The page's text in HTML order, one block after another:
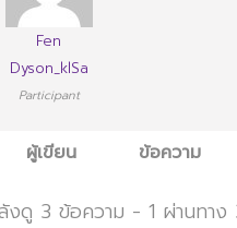
Fen
Dyson_klSa
Participant
ผู้เขียน ข้อความ
งดู 3 ข้อความ - 1 ผ่านทา